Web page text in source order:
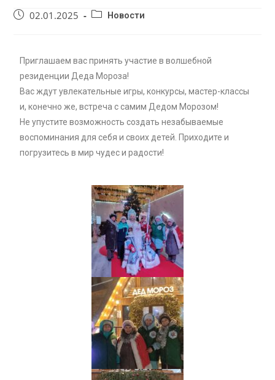
02.01.2025 Новости
Приглашаем вас принять участие в волшебной
резиденции Деда Мороза!
Вас ждут увлекательные игры, конкурсы, мастер-классы
и, конечно же, встреча с самим Дедом Морозом!
Не упустите возможность создать незабываемые
воспоминания для себя и своих детей. Приходите и
погрузитесь в мир чудес и радости!